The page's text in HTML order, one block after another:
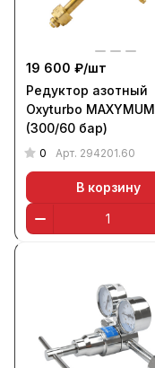
19 600 ₽/шт
Редуктор азотный
Oxyturbo MAXYMUM
(300/60 бар)
0 Арт. 294201.60
В корзину